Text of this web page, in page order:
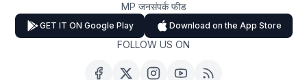
MP जनसंपर्क फीड
GET IT ON Google Play Download on the App Store
FOLLOW US ON